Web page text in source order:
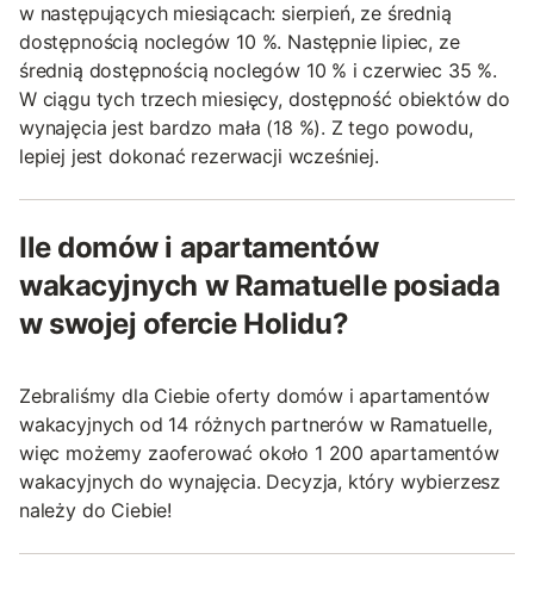
w następujących miesiącach: sierpień, ze średnią
dostępnością noclegów 10 %. Następnie lipiec, ze
średnią dostępnością noclegów 10 % i czerwiec 35 %.
W ciągu tych trzech miesięcy, dostępność obiektów do
wynajęcia jest bardzo mała (18 %). Z tego powodu,
lepiej jest dokonać rezerwacji wcześniej.
Ile domów i apartamentów
wakacyjnych w Ramatuelle posiada
w swojej ofercie Holidu?
Zebraliśmy dla Ciebie oferty domów i apartamentów
wakacyjnych od 14 różnych partnerów w Ramatuelle,
więc możemy zaoferować około 1 200 apartamentów
wakacyjnych do wynajęcia. Decyzja, który wybierzesz
należy do Ciebie!